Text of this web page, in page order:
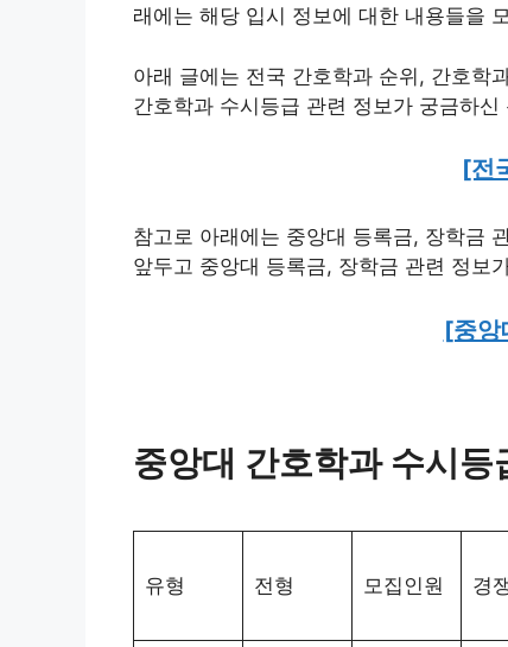
래에는 해당 입시 정보에 대한 내용들을
아래 글에는 전국 간호학과 순위, 간호학
간호학과 수시등급 관련 정보가 궁금하
[전
참고로 아래에는 중앙대 등록금, 장학금
앞두고 중앙대 등록금, 장학금 관련 정보
[중앙
중앙대 간호학과 수시등
유형 전형 모집인원 경